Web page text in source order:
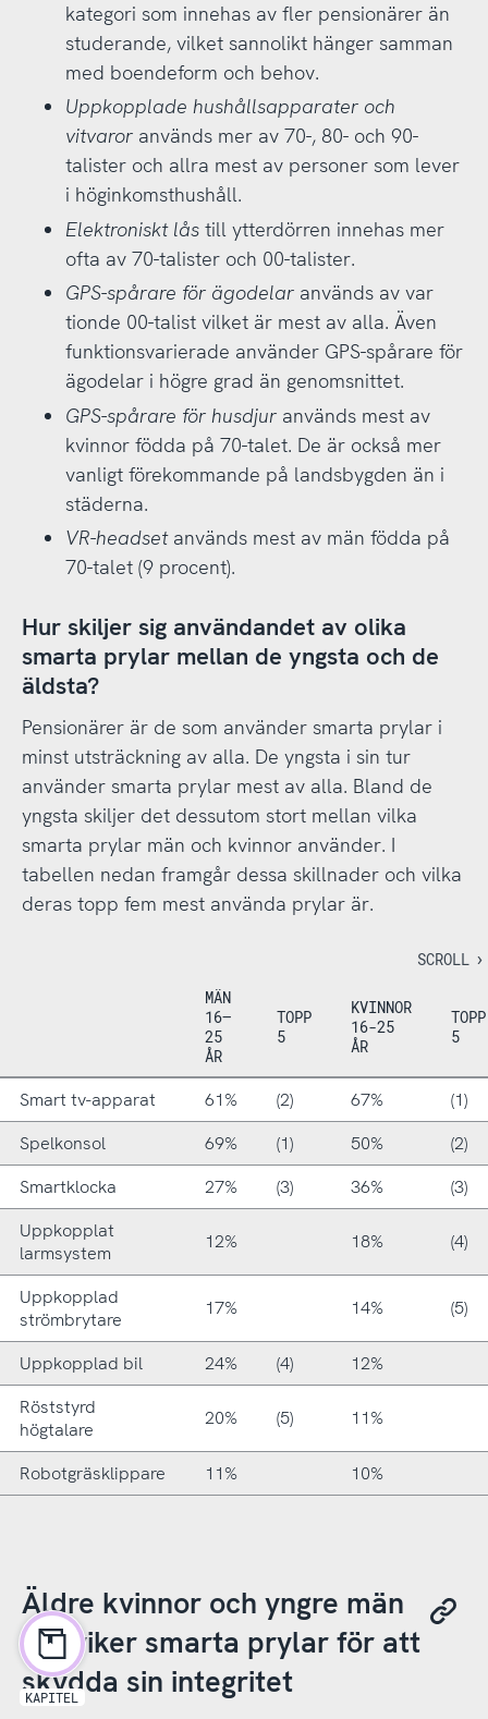
kategori som innehas av fler pensionärer än
studerande, vilket sannolikt hänger samman
med boendeform och behov.
Uppkopplade hushållsapparater och
vitvaroranvänds mer av 70-, 80- och 90-
talister och allra mest av personer som lever
i höginkomsthushåll.
Elektroniskt låstill ytterdörren innehas mer
ofta av 70-talister och 00-talister.
GPS-spårare för ägodelaranvänds av var
tionde 00-talist vilket är mest av alla. Även
funktionsvarierade använder GPS-spårare för
ägodelar i högre grad än genomsnittet.
GPS-spårare för husdjuranvänds mest av
kvinnor födda på 70-talet. De är också mer
vanligt förekommande på landsbygden än i
städerna.
VR-headsetanvänds mest av män födda på
70-talet (9 procent).
Hur skiljer sig användandet av olika
smarta prylar mellan de yngsta och de
äldsta?
Pensionärer är de som använder smarta prylar i
minst utsträckning av alla. De yngsta i sin tur
använder smarta prylar mest av alla. Bland de
yngsta skiljer det dessutom stort mellan vilka
smarta prylar män och kvinnor använder. I
tabellen nedan framgår dessa skillnader och vilka
deras topp fem mest använda prylar är.
MÄN
16–
25
ÅR
TOPP
5
KVINNOR
16-25
ÅR
TOPP
5
Smart tv-apparat 61% (2) 67%
(1)
Spelkonsol
69% (1) 50%
(2)
Smartklocka
27% (3) 36%
(3)
Uppkopplat
larmsystem
12% 18% (4)
Uppkopplad
strömbrytare
17% 14% (5)
Uppkopplad bil 24% (4)
12%
Röststyrd
högtalare
20% (5) 11%
Robotgräsklippare 11% 10%
Äldre kvinnor och yngre män
undviker smarta prylar för att
skydda sin integritet
KAPITEL